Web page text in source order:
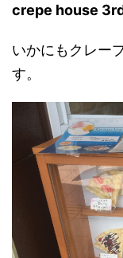
crepe house 3rd
いかにもクレー
す。